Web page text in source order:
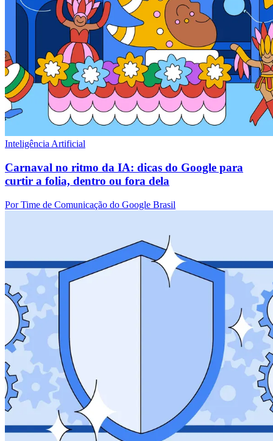
Inteligência Artificial
Carnaval no ritmo da IA: dicas do Google para
curtir a folia, dentro ou fora dela
Por Time de Comunicação do Google Brasil